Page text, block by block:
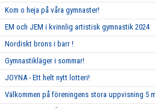
Kom o heja på våra gymnaster!
EM och JEM i kvinnlig artistisk gymnastik 2024
Nordiskt brons i barr !
Gymnastikläger i sommar!
JOYNA - Ett helt nytt lotteri!
Välkommen på föreningens stora uppvisning 5